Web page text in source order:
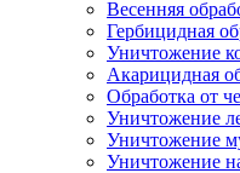
Весенняя
Гербицидная
Уничтожение
Акарицидная
Обработка от
Уничтожение
Уничтожение
Уничтожение